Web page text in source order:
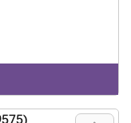
Hier vind je ook een
buiten kunt zitten
je eigen stempel op
een fijn
buitenleven.
is naar een